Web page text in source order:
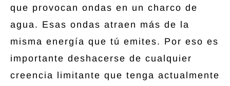
que provocan ondas en un charco de
agua. Esas ondas atraen más de la
misma energía que tú emites. Por eso es
importante deshacerse de cualquier
creencia limitante que tenga actualmente